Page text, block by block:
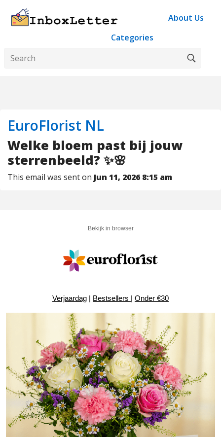
About Us
Categories
EuroFlorist NL
Welke bloem past bij jouw
sterrenbeeld? ✨🌸
This email was sent on Jun 11, 2026 8:15 am